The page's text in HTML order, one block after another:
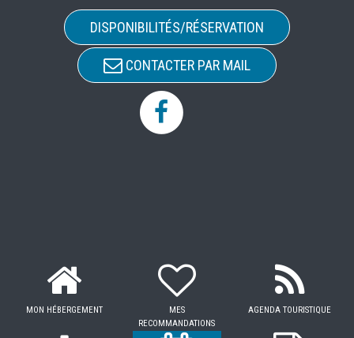
DISPONIBILITÉS/RÉSERVATION
CONTACTER PAR MAIL
MON HÉBERGEMENT
MES
RECOMMANDATIONS
AGENDA TOURISTIQUE